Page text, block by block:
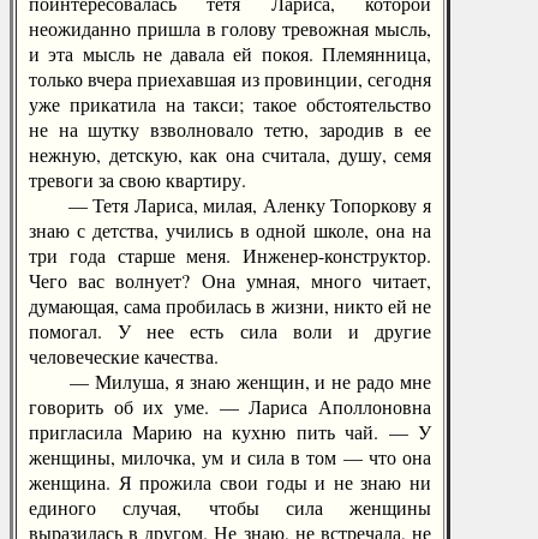
неожиданно пришла в голову тревожная мысль,
и эта мысль не давала ей покоя. Племянница,
только вчера приехавшая из провинции, сегодня
уже прикатила на такси; такое обстоятельство
не на шутку взволновало тетю, зародив в ее
нежную, детскую, как она считала, душу, семя
тревоги за свою квартиру.
— Тетя Лариса, милая, Аленку Топоркову я
знаю с детства, учились в одной школе, она на
три года старше меня. Инженер-конструктор.
Чего вас волнует? Она умная, много читает,
думающая, сама пробилась в жизни, никто ей не
помогал. У нее есть сила воли и другие
человеческие качества.
— Милуша, я знаю женщин, и не радо мне
говорить об их уме. — Лариса Аполлоновна
пригласила Марию на кухню пить чай. — У
женщины, милочка, ум и сила в том — что она
женщина. Я прожила свои годы и не знаю ни
единого случая, чтобы сила женщины
выразилась в другом. Не знаю, не встречала, не